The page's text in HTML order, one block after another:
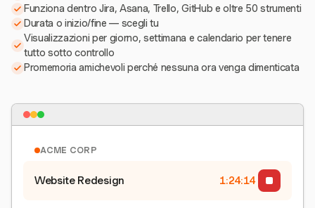
Funziona dentro Jira, Asana, Trello, GitHub e oltre 50 strumenti
Durata o inizio/fine — scegli tu
Visualizzazioni per giorno, settimana e calendario per tenere
tutto sotto controllo
Promemoria amichevoli perché nessuna ora venga dimenticata
ACME CORP
Website Redesign 1:24:15